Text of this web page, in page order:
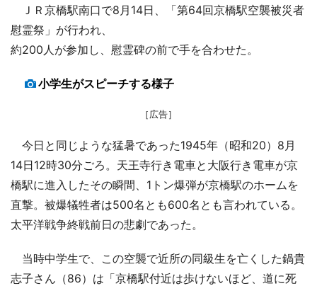
ＪＲ京橋駅南口で8月14日、「第64回京橋駅空襲被災者
慰霊祭」が行われ、
約200人が参加し、慰霊碑の前で手を合わせた。
小学生がスピーチする様子
［広告］
今日と同じような猛暑であった1945年（昭和20）8月
14日12時30分ごろ。天王寺行き電車と大阪行き電車が京
橋駅に進入したその瞬間、1トン爆弾が京橋駅のホームを
直撃。被爆犠牲者は500名とも600名とも言われている。
太平洋戦争終戦前日の悲劇であった。
当時中学生で、この空襲で近所の同級生を亡くした鍋貴
志子さん（86）は「京橋駅付近は歩けないほど、道に死